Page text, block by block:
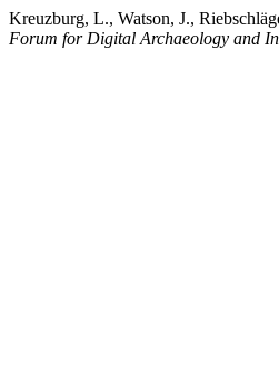
Kreuzburg, L., Watson, J.,
Forum for Digital Archaeology and